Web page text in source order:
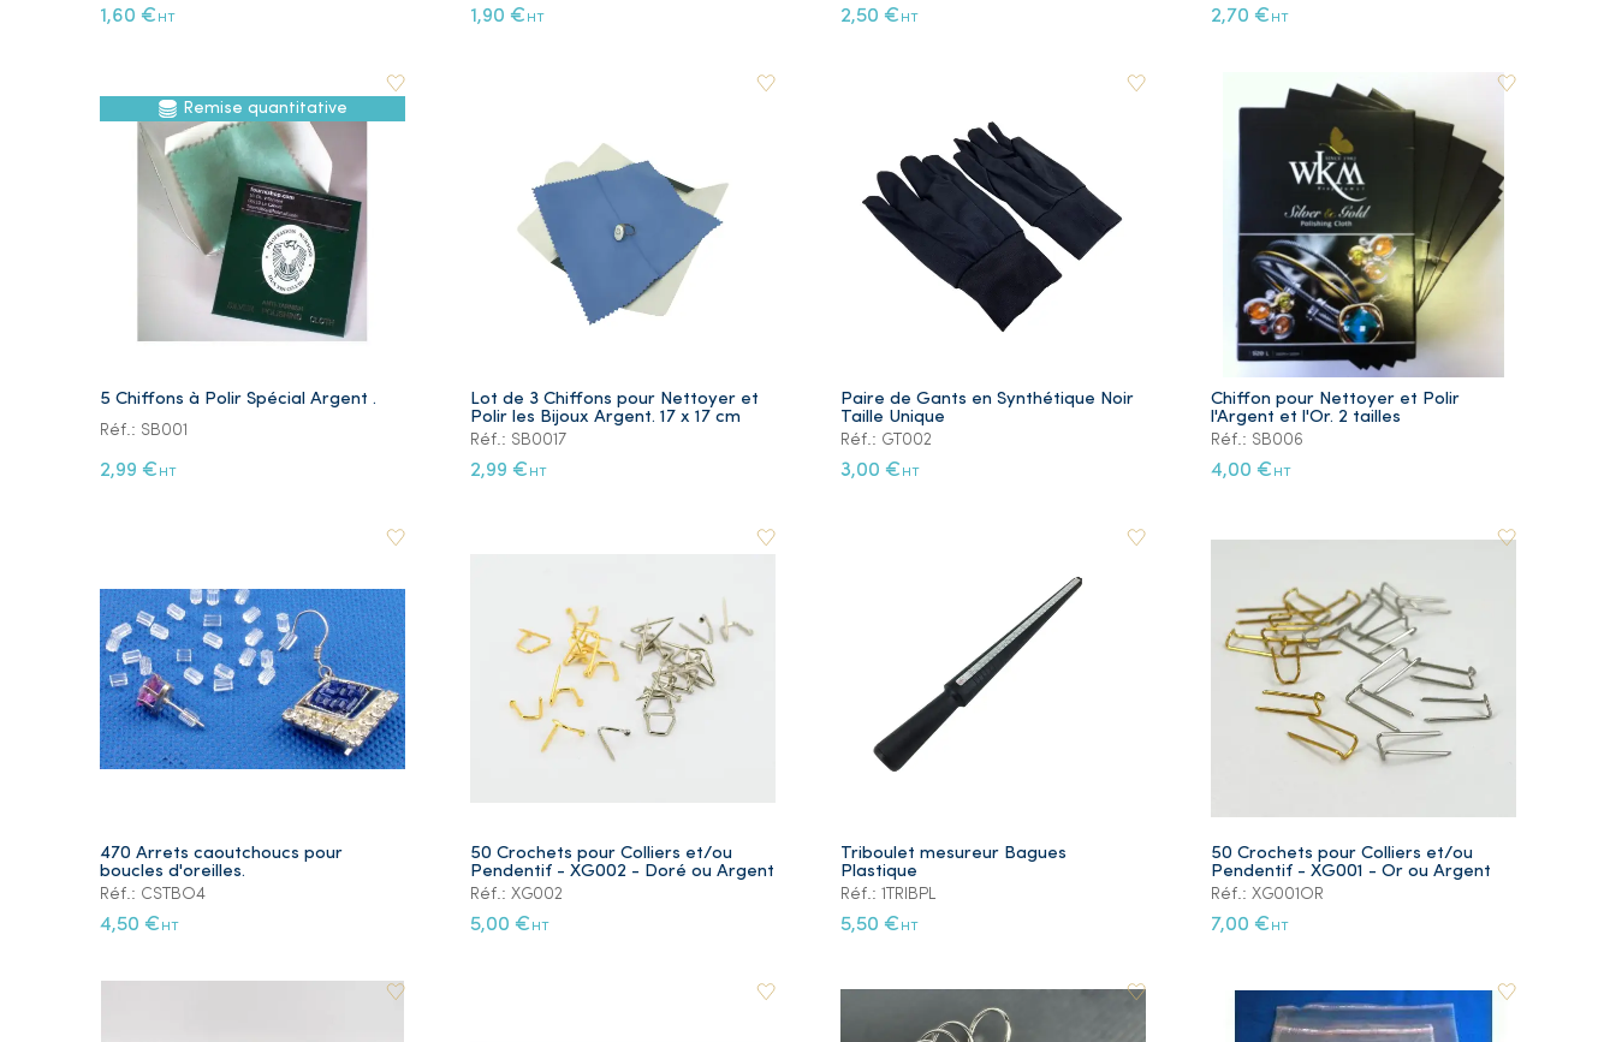
1,60 € HT 1,90 € HT 2,50 € HT 2,70 € HT
Remise quantitative
5 Chiffons à Polir Spécial Argent .
Réf.: SB001
2,99 € HT
Lot de 3 Chiffons pour Nettoyer et
Polir les Bijoux Argent. 17 x 17 cm
Réf.: SB0017
2,99 € HT
Paire de Gants en Synthétique Noir
Taille Unique
Réf.: GT002
3,00 € HT
Chiffon pour Nettoyer et Polir
l'Argent et l'Or. 2 tailles
Réf.: SB006
4,00 € HT
470 Arrets caoutchoucs pour
boucles d'oreilles.
Réf.: CSTBO4
4,50 € HT
50 Crochets pour Colliers et/ou
Pendentif - XG002 - Doré ou Argent
Réf.: XG002
5,00 € HT
Triboulet mesureur Bagues
Plastique
Réf.: 1TRIBPL
5,50 € HT
50 Crochets pour Colliers et/ou
Pendentif - XG001 - Or ou Argent
Réf.: XG001OR
7,00 € HT